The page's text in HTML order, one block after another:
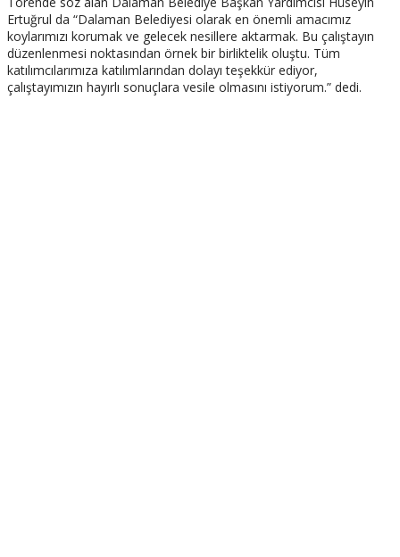
Ertuğrul da “Dalaman Belediyesi olarak en önemli amacımız
koylarımızı korumak ve gelecek nesillere aktarmak. Bu çalıştayın
düzenlenmesi noktasından örnek bir birliktelik oluştu. Tüm
katılımcılarımıza katılımlarından dolayı teşekkür ediyor,
çalıştayımızın hayırlı sonuçlara vesile olmasını istiyorum.” dedi.